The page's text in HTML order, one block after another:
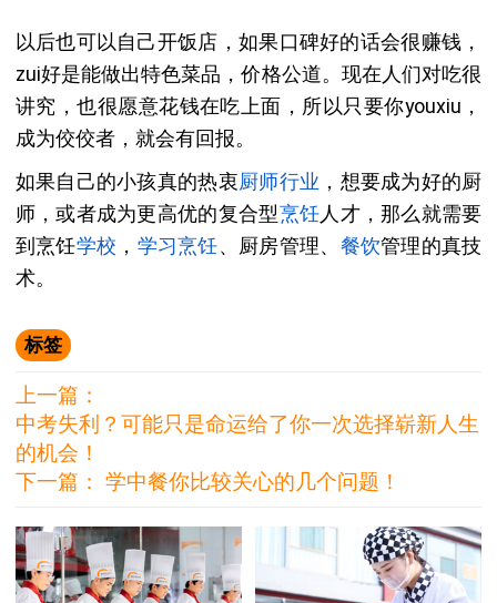
以后也可以自己开饭店，如果口碑好的话会很赚钱，
zui好是能做出特色菜品，价格公道。现在人们对吃很
讲究，也很愿意花钱在吃上面，所以只要你youxiu，
成为佼佼者，就会有回报。
如果自己的小孩真的热衷厨师行业 ，想要成为好的厨
师，或者成为更高优的复合型烹饪人才，那么就需要
到烹饪学校 ， 学习烹饪、厨房管理、 餐饮管理的真技
术。
标签
上一篇：
中考失利？可能只是命运给了你一次选择崭新人生
的机会！
下一篇： 学中餐你比较关心的几个问题！